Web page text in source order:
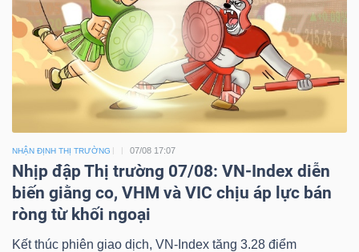
NHẬN ĐỊNH THỊ TRƯỜNG 07/08 17:07
Nhịp đập Thị trường 07/08: VN-Index diễn
biến giằng co, VHM và VIC chịu áp lực bán
ròng từ khối ngoại
Kết thúc phiên giao dịch, VN-Index tăng 3.28 điểm